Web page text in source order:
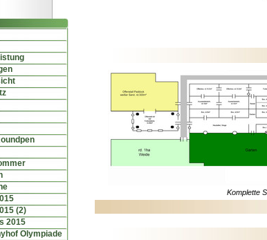
(2)
2015
Olympiade
Komplette